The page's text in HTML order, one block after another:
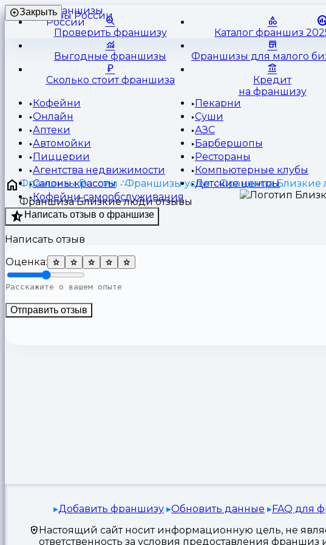
Франшизы
России
Закрыть
Проверить франшизу Каталог франшиз
Выгодные франшизы Франшизы для малого
Сколько стоит франшиза
Кредит
на франшизу
Кофейни
Пекарни
Онлайн
Суши
Аптеки
АЗС
Автомойки
Барбершопы
Пиццерии
Рестораны
Агентства недвижимости
Компьютерные клубы
Салоны красоты
Детские центры
Кофейни самообслуживания
Франшизы России Франшизы услуг
Франшиза Близкие
Франшиза Близкие люди отзывы
Написать отзыв о франшизе
Написать отзыв
Оценка:
Отправить отзыв
Добавить франшизу Обновить данные
FAQ для
Настоящий сайт носит информационную цель, не
ответственность за условия предоставления